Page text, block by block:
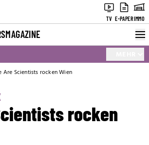
TV E-PAPERIMMO
MAGAZINE
Are Scientists rocken Wien
rocken